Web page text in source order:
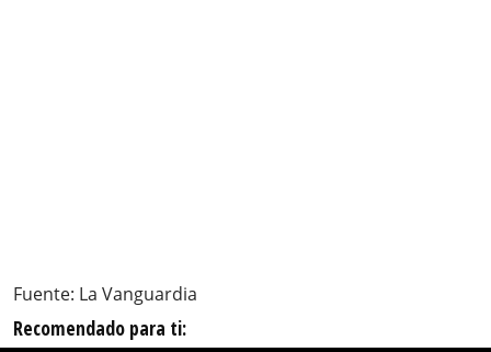
Fuente: La Vanguardia
Recomendado para ti: